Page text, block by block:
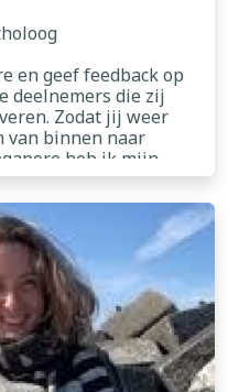
en geef feedback op
deelnemers die zij
Zodat jij weer
van binnen naar
heb ik mijn
vormgegeven
werkplek waar ik
hun kracht te komen
heb met
lees meer